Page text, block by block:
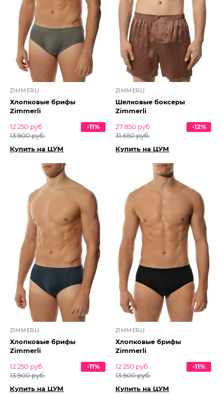
ZIMMERLI
Хлопковые брифы
Zimmerli
12 250 руб.
13 900 руб.
-11%
Купить на ЦУМ
ZIMMERLI
Шелковые боксеры
Zimmerli
27 850 руб.
31 650 руб.
-12%
Купить на ЦУМ
ZIMMERLI
Хлопковые брифы
Zimmerli
12 250 руб.
13 900 руб.
-11%
Купить на ЦУМ
ZIMMERLI
Хлопковые брифы
Zimmerli
12 250 руб.
13 900 руб.
-11%
Купить на ЦУМ